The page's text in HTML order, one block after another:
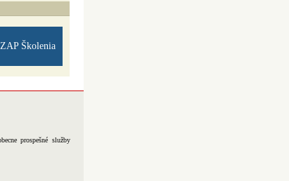
Školenia
prospešné služby